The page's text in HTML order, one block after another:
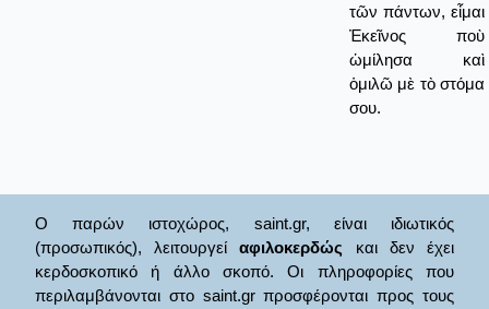
τῶν πάντων, εἶμαι
Ἐκεῖνος ποὺ
ὡμίλησα καὶ
ὁμιλῶ μὲ τὸ στόμα
σου.
Ο παρών ιστοχώρος, saint.gr, είναι ιδιωτικός
(προσωπικός), λειτουργείαφιλοκερδώς και δεν έχει
κερδοσκοπικό ή άλλο σκοπό. Οι πληροφορίες που
περιλαμβάνονται στο saint.gr προσφέρονται προς τους